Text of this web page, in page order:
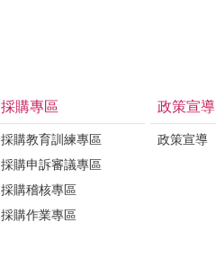
採購專區
採購教育訓練專區
採購申訴審議專區
採購稽核專區
採購作業專區
政策宣導
政策宣導